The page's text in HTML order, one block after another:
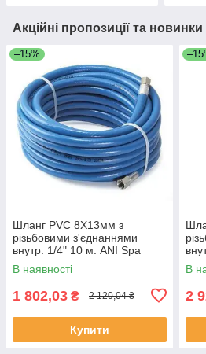
Акційні пропозиції та новинки
–15%
Шланг PVC 8Х13мм з
різьбовими з'єднаннями
внутр. 1/4" 10 м. ANI Spa
AH0379104 (Італія)
В наявності
1 802,03 ₴ 2 120,04 ₴
Купити
В
2